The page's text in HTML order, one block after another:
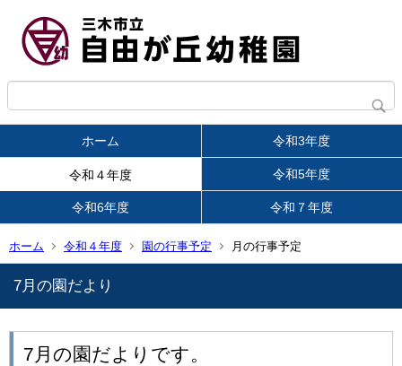
ホーム 令和3年度
令和４年度 令和5年度
令和6年度 令和７年度
ホーム 令和４年度 園の行事予定 月の行事予定
7月の園だより
7月の園だよりです。